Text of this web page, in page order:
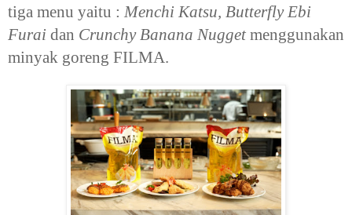
tiga menu yaitu : Menchi Katsu, Butterfly Ebi
Furai dan Crunchy Banana Nugget menggunakan
minyak goreng FILMA.